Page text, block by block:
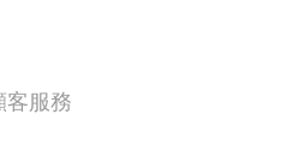
客服務